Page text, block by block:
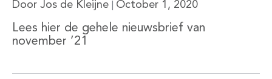
Door Jos de Kleijne October 1, 2020
Lees hier de gehele nieuwsbrief van
november ’21